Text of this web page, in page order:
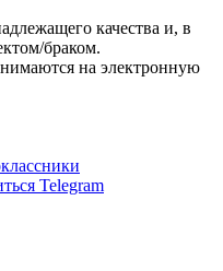
качества и, в
браком.
на электронную